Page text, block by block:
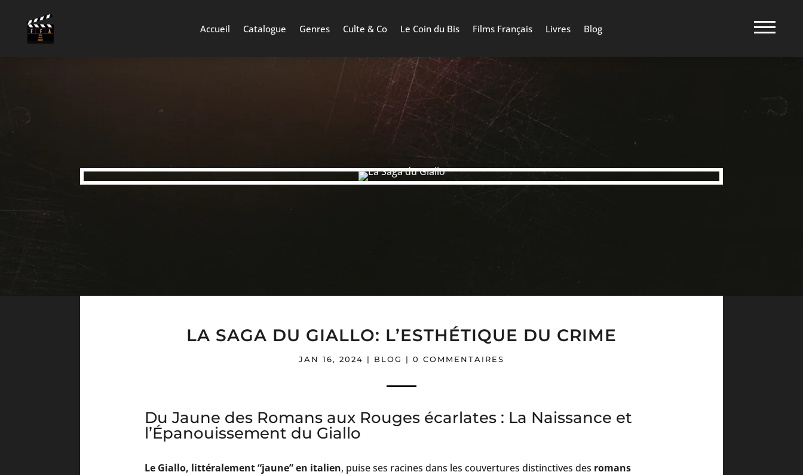
Accueil Catalogue Genres Culte & Co Le Coin du Bis Films Français Livres Blog
LA SAGA DU GIALLO: L’ESTHÉTIQUE DU CRIME
JAN 16, 2024 | BLOG | 0 COMMENTAIRES
Du Jaune des Romans aux Rouges écarlates : La Naissance et
l’Épanouissement du Giallo
Le Giallo, littéralement “jaune” en italien, puise ses racines dans les couvertures distinctives des romans